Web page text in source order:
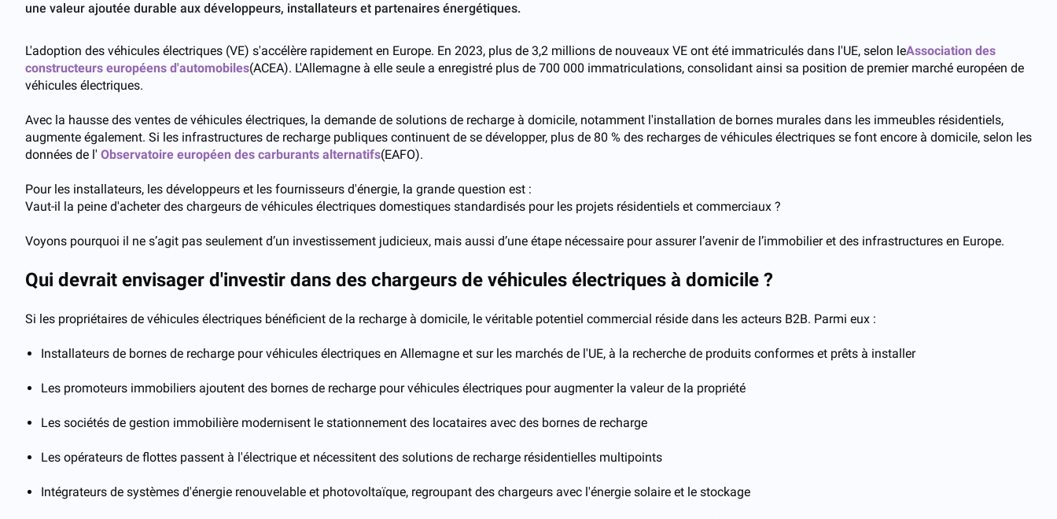
une valeur ajoutée durable aux développeurs, installateurs et partenaires énergétiques.
L'adoption des véhicules électriques (VE) s'accélère rapidement en Europe. En 2023, plus de 3,2 millions de nouveaux VE ont été immatriculés dans l'UE, selon leAssociation des
constructeurs européens d'automobiles(ACEA). L'Allemagne à elle seule a enregistré plus de 700 000 immatriculations, consolidant ainsi sa position de premier marché européen de
véhicules électriques.
Avec la hausse des ventes de véhicules électriques, la demande de solutions de recharge à domicile, notamment l'installation de bornes murales dans les immeubles résidentiels,
augmente également. Si les infrastructures de recharge publiques continuent de se développer, plus de 80 % des recharges de véhicules électriques se font encore à domicile, selon les
données de l' Observatoire européen des carburants alternatifs(EAFO).
Pour les installateurs, les développeurs et les fournisseurs d'énergie, la grande question est :
Vaut-il la peine d'acheter des chargeurs de véhicules électriques domestiques standardisés pour les projets résidentiels et commerciaux ?
Voyons pourquoi il ne s’agit pas seulement d’un investissement judicieux, mais aussi d’une étape nécessaire pour assurer l’avenir de l’immobilier et des infrastructures en Europe.
Qui devrait envisager d'investir dans des chargeurs de véhicules électriques à domicile ?
Si les propriétaires de véhicules électriques bénéficient de la recharge à domicile, le véritable potentiel commercial réside dans les acteurs B2B. Parmi eux :
Installateurs de bornes de recharge pour véhicules électriques en Allemagne et sur les marchés de l'UE, à la recherche de produits conformes et prêts à installer
Les promoteurs immobiliers ajoutent des bornes de recharge pour véhicules électriques pour augmenter la valeur de la propriété
Les sociétés de gestion immobilière modernisent le stationnement des locataires avec des bornes de recharge
Les opérateurs de flottes passent à l'électrique et nécessitent des solutions de recharge résidentielles multipoints
Intégrateurs de systèmes d'énergie renouvelable et photovoltaïque, regroupant des chargeurs avec l'énergie solaire et le stockage